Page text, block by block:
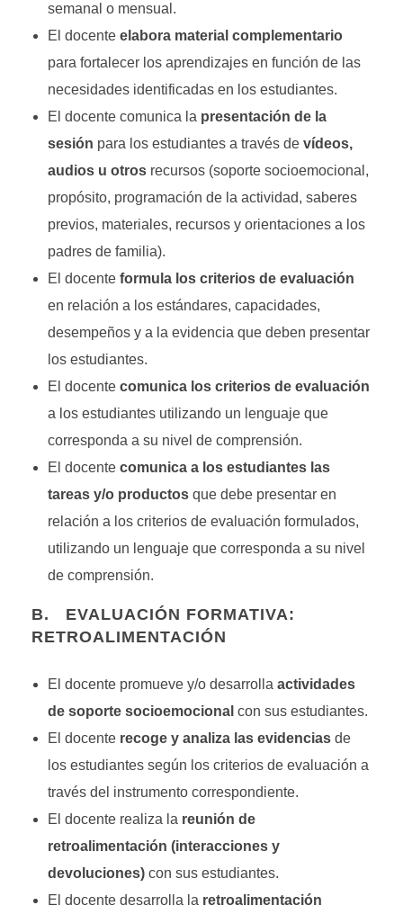
semanal o mensual.
El docente elabora material complementario
para fortalecer los aprendizajes en función de las
necesidades identificadas en los estudiantes.
El docente comunica la presentación de la
sesión para los estudiantes a través de vídeos,
audios u otros recursos (soporte socioemocional,
propósito, programación de la actividad, saberes
previos, materiales, recursos y orientaciones a los
padres de familia).
El docente formula los criterios de evaluación
en relación a los estándares, capacidades,
desempeños y a la evidencia que deben presentar
los estudiantes.
El docente comunica los criterios de evaluación
a los estudiantes utilizando un lenguaje que
corresponda a su nivel de comprensión.
El docente comunica a los estudiantes las
tareas y/o productos que debe presentar en
relación a los criterios de evaluación formulados,
utilizando un lenguaje que corresponda a su nivel
de comprensión.
B. EVALUACIÓN FORMATIVA:
RETROALIMENTACIÓN
El docente promueve y/o desarrolla actividades
de soporte socioemocional con sus estudiantes.
El docente recoge y analiza las evidencias de
los estudiantes según los criterios de evaluación a
través del instrumento correspondiente.
El docente realiza la reunión de
retroalimentación (interacciones y
devoluciones) con sus estudiantes.
El docente desarrolla la retroalimentación